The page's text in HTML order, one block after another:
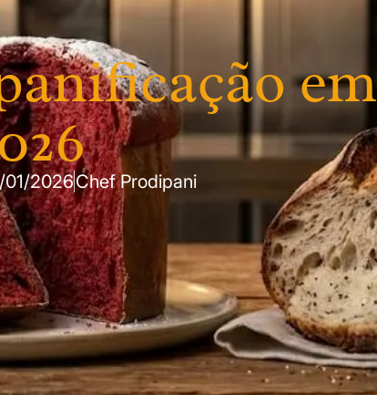
em
01/2026Chef Prodipani